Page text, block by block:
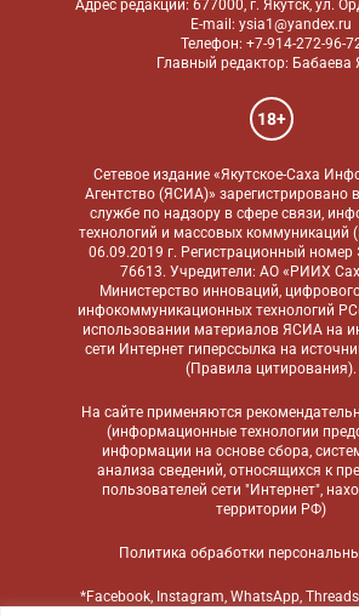
Адрес редакции: 677000, г. Якутск, ул.
E-mail: ysia1@yandex.ru
Телефон: +7-914-272-96-
Главный редактор: Бабаева
18+
Сетевое издание «Якутское-Саха
Агентство (ЯСИА)» зарегистрировано
службе по надзору в сфере связи,
технологий и массовых коммуникаций
06.09.2019 г. Регистрационный
76613. Учредители: АО «РИИХ
Министерство инноваций,
инфокоммуникационных технологий
использовании материалов ЯСИА на
сети Интернет гиперссылка на
(Правила цитирования).
На сайте применяются
(информационные технологии
информации на основе сбора,
анализа сведений, относящихся к
пользователей сети "Интернет",
территории РФ)
Политика обработки
*Facebook, Instagram, WhatsApp,